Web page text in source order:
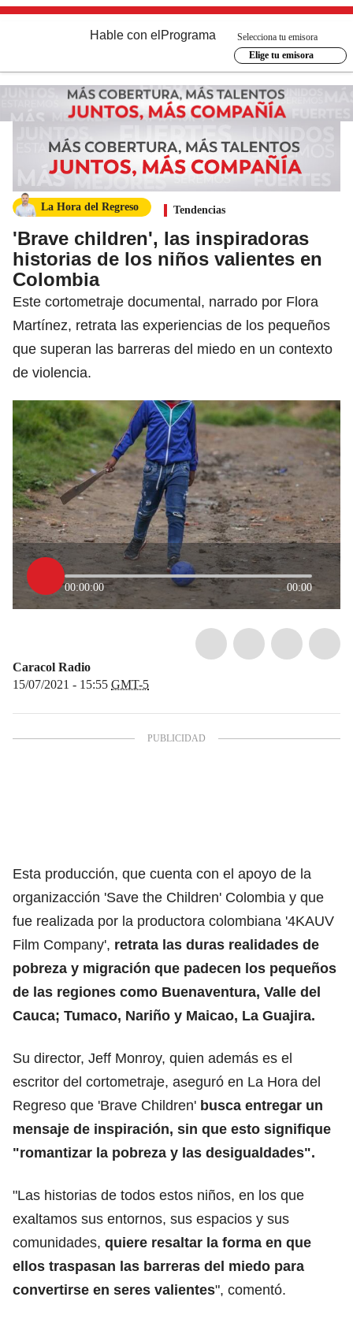
Hable con el Programa
Selecciona tu emisora
Elige tu emisora
La Hora del Regreso Tendencias
'Brave children', las inspiradoras
historias de los niños valientes en
Colombia
Este cortometraje documental, narrado por Flora
Martínez, retrata las experiencias de los pequeños
que superan las barreras del miedo en un contexto
de violencia.
00:00:00 00:00
Caracol Radio
15/07/2021 - 15:55 GMT-5
Esta producción, que cuenta con el apoyo de la
organizacción 'Save the Children' Colombia y que
fue realizada por la productora colombiana '4KAUV
Film Company', retrata las duras realidades de
pobreza y migración que padecen los pequeños
de las regiones como Buenaventura, Valle del
Cauca; Tumaco, Nariño y Maicao, La Guajira.
Su director, Jeff Monroy, quien además es el
escritor del cortometraje, aseguró en La Hora del
Regreso que 'Brave Children' busca entregar un
mensaje de inspiración, sin que esto signifique
"romantizar la pobreza y las desigualdades".
"Las historias de todos estos niños, en los que
exaltamos sus entornos, sus espacios y sus
comunidades, quiere resaltar la forma en que
ellos traspasan las barreras del miedo para
convertirse en seres valientes", comentó.